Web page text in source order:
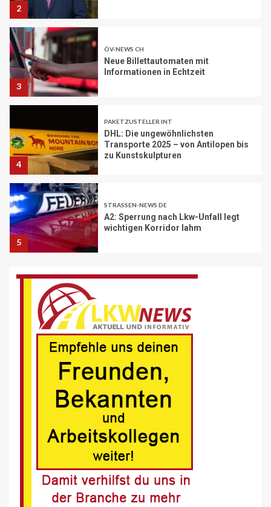
3
4
DHL: Die ungewöhnlichsten
Transporte 2025 – von Antilopen bis
zu Kunstskulpturen
5
A2: Sperrung nach Lkw-Unfall legt
wichtigen Korridor lahm
6
BRANCHEN-NEWS (DE)
Volvo Trucks erhält Deutschen
Nachhaltigkeitspreis
BRANCHEN-NEWS (DE)
MAN E32
BLAULICHT DE
Schwerverletzter Fussgänger nach
BLAULICHT DE
Offenburg, A5 – Zwei Unfälle legen
Berufsverkehr lahm